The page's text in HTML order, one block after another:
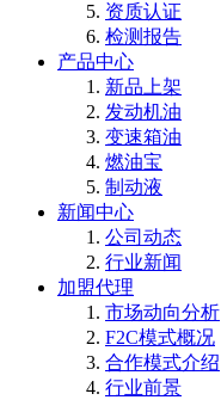
资质认证
检测报告
产品中心
新品上架
发动机油
变速箱油
燃油宝
制动液
新闻中心
公司动态
行业新闻
加盟代理
市场动向分析
F2C模式概况
合作模式介绍
行业前景